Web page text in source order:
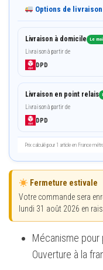
Options de livraison
Livraison à domicile Le
Livraison à partir de
DPD
Livraison en point relais
Livraison à partir de
DPD
Prix calculé pour 1 article en France
Fermeture estivale
Votre commande sera
lundi 31 août 2026 en
Mécanisme pour
Ouverture à la